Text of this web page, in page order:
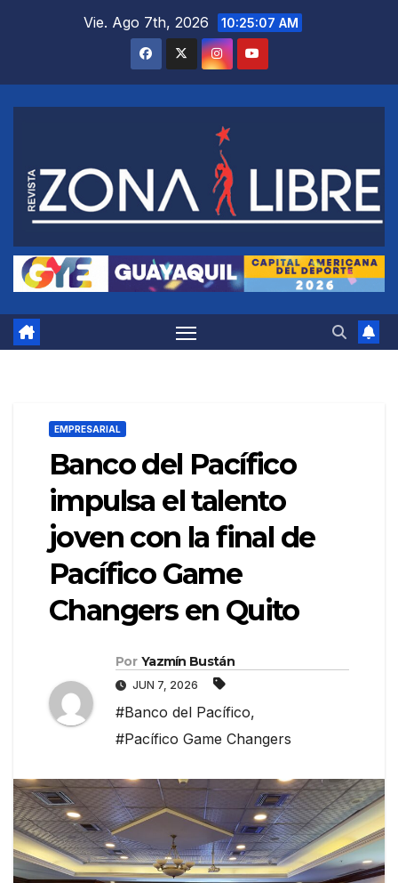
Vie. Ago 7th, 2026 10:25:08 AM
EMPRESARIAL
Banco del Pacífico
impulsa el talento
joven con la final de
Pacífico Game
Changers en Quito
Por Yazmín Bustán
JUN 7, 2026
#Banco del Pacífico,
#Pacífico Game Changers